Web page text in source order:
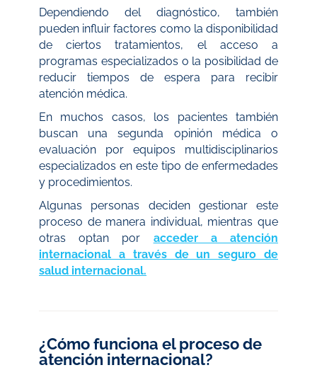
Dependiendo del diagnóstico, también
pueden influir factores como la disponibilidad
de ciertos tratamientos, el acceso a
programas especializados o la posibilidad de
reducir tiempos de espera para recibir
atención médica.
En muchos casos, los pacientes también
buscan una segunda opinión médica o
evaluación por equipos multidisciplinarios
especializados en este tipo de enfermedades
y procedimientos.
Algunas personas deciden gestionar este
proceso de manera individual, mientras que
otras optan por acceder a atención
internacional a través de un seguro de
salud internacional.
¿Cómo funciona el proceso de
atención internacional?